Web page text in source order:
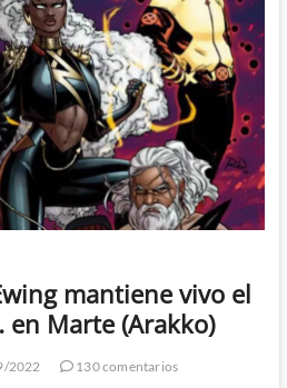
mantiene vivo el
Marte (Arakko)
2022
130 comentarios